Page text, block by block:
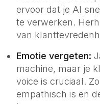
ervoor dat je AI
te verwerken.
van
Emotie vergeten:
machine, maar je
voice is cruciaal.
empathisch is en